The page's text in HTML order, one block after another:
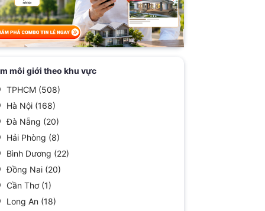
môi giới theo khu vực
TPHCM (508)
Hà Nội (168)
Đà Nẵng (20)
Hải Phòng (8)
Bình Dương (22)
Đồng Nai (20)
Cần Thơ (1)
Long An (18)